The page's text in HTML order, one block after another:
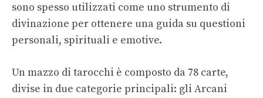
sono spesso utilizzati come uno strumento di
divinazione per ottenere una guida su questioni
personali, spirituali e emotive.
Un mazzo di tarocchi è composto da 78 carte,
divise in due categorie principali: gli Arcani